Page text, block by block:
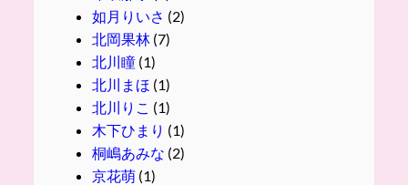
如月りいさ (2)
北岡果林(7)
北川瞳(1)
北川まほ (1)
北川りこ (1)
木下ひまり (1)
桐嶋あみな (2)
京花萌(1)